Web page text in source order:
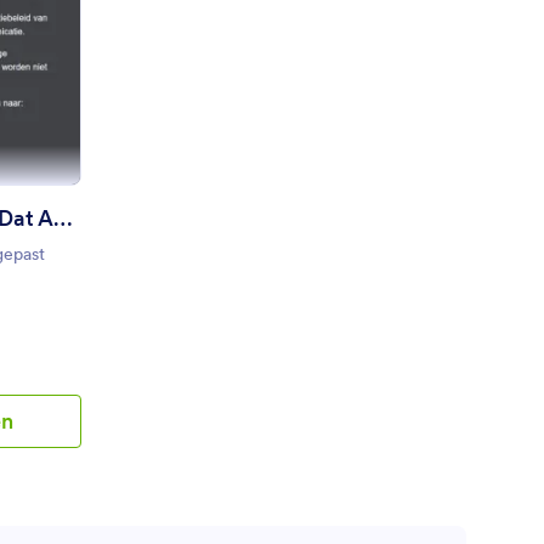
met de
lay-
op
Enquête Voorbeeld Dat Aangepast Mag Worden
Ferdi Enquête Voorbeeld Dat Aangepast Mag Worden